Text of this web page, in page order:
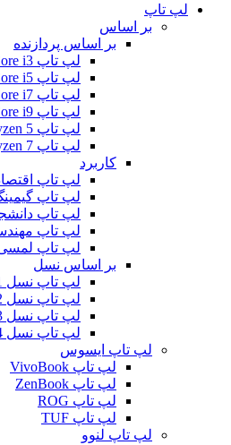
لپ تاپ
بر اساس
بر اساس پردازنده
لپ تاپ Core i3
لپ تاپ Core i5
لپ تاپ Core i7
لپ تاپ Core i9
لپ تاپ Ryzen 5
لپ تاپ Ryzen 7
کاربرد
لپ تاپ
لپ تاپ
لپ تاپ
لپ تاپ
لپ تاپ
بر اساس نسل
لپ تاپ نسل 11
لپ تاپ نسل 12
لپ تاپ نسل 13
لپ تاپ نسل 14
لپ تاپ ایسوس
لپ تاپ VivoBook
لپ تاپ ZenBook
لپ تاپ ROG
لپ تاپ TUF
لپ تاپ لنوو